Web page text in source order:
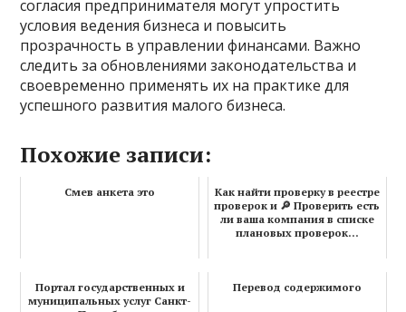
согласия предпринимателя могут упростить
условия ведения бизнеса и повысить
прозрачность в управлении финансами. Важно
следить за обновлениями законодательства и
своевременно применять их на практике для
успешного развития малого бизнеса.
Похожие записи:
Смев анкета это
Как найти проверку в реестре
проверок и 🔎 Проверить есть
ли ваша компания в списке
плановых проверок...
Портал государственных и
муниципальных услуг Санкт-
Перевод содержимого